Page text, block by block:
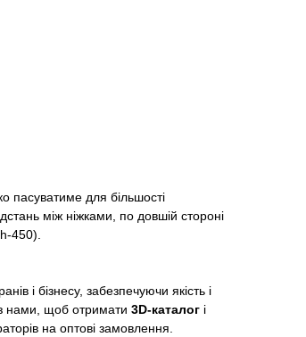
пасуватиме для більшості
між ніжками, по довшій стороні
h-450).
і бізнесу, забезпечуючи якість і
нами, щоб отримати 3D-каталог і
на оптові замовлення.